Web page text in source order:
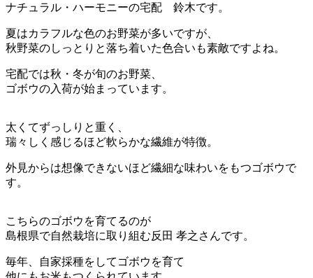
ナチュラル・ハーモニーの宅配 鈴木です。
夏はカラフルな色のお野菜が多いですが、
秋野菜のしっとりと落ち着いた色合いも素敵ですよね。
宅配では秋・冬が旬のお野菜、
ゴボウの入荷が始まっています。
太くてずっしりと重く、
瑞々しく感じるほど軟らかな繊維が特徴。
外見からは想像できないほど繊細な味わいをもつゴボウで
す。
こちらのゴボウを育てるのが
島根県で自然栽培に取り組む反田 孝之さんです。
毎年、自家採種をしてゴボウを育て